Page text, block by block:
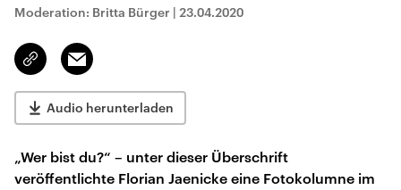
Moderation: Britta Bürger | 23.04.2020
Link
kopieren/teilen
Email
Audio herunterladen
„Wer bist du?“ – unter dieser Überschrift
veröffentlichte Florian Jaenicke eine Fotokolumne im